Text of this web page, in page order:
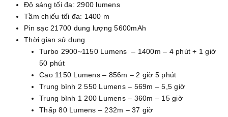
Độ sáng tối đa: 2900 lumens
Tầm chiếu tối đa: 1400 m
Pin sạc 21700 dung lượng 5600mAh
Thời gian sử dụng
Turbo 2900~1150 Lumens – 1400m – 4 phút + 1 giờ
50 phút
Cao 1150 Lumens – 856m – 2 giờ 5 phút
Trung bình 2 550 Lumens – 569m – 5,5 giờ
Trung bình 1 200 Lumens – 360m – 15 giờ
Thấp 80 Lumens – 232m – 37 giờ